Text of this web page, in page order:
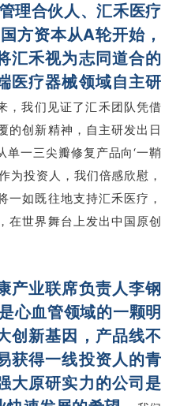
理合伙人、汇禾医疗
国方资本从A轮开始，
汇禾视为志同道合的
医疗器械领域自主研
，我们见证了汇禾团队凭借
的创新精神，自主研发出日
一三尖瓣修复产品向‘一鞘
为投资人，我们倍感欣慰，
一如既往地支持汇禾医疗，
在世界舞台上发出中国原创
产业联席负责人李钢
心血管领域的一颗明
创新基因，产品线不
获得一线投资人的青
大原研实力的公司是